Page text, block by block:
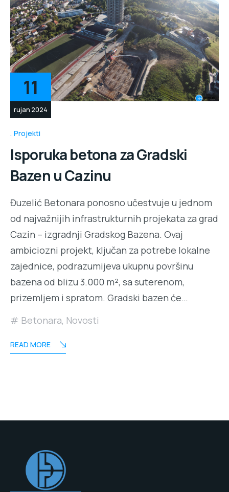
11
rujan 2024
Projekti
Isporuka betona za Gradski
Bazen u Cazinu
Đuzelić Betonara ponosno učestvuje u jednom
od najvažnijih infrastrukturnih projekata za grad
Cazin – izgradnji Gradskog Bazena. Ovaj
ambiciozni projekt, ključan za potrebe lokalne
zajednice, podrazumijeva ukupnu površinu
bazena od blizu 3.000 m², sa suterenom,
prizemljem i spratom. Gradski bazen će…
Betonara, Novosti
READ MORE